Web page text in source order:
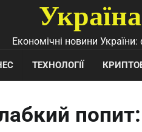
Економічні новини України:
ТЕХНОЛОГІЇ